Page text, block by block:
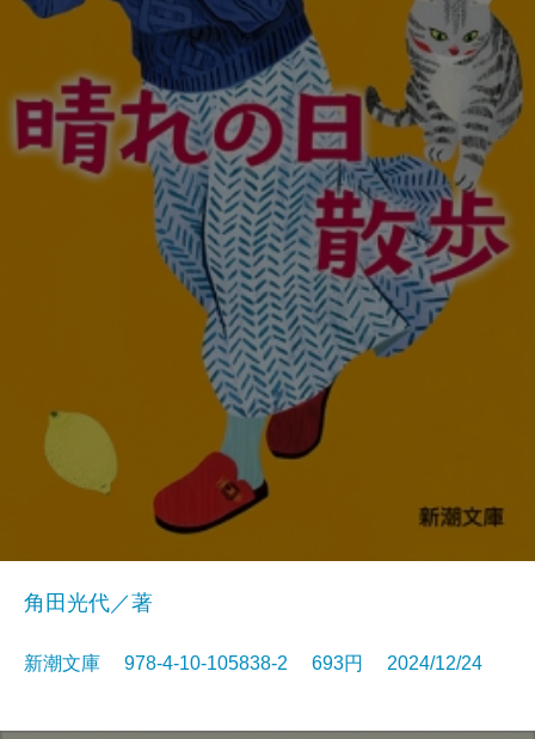
角田光代／著
新潮文庫 978-4-10-105838-2 693円 2024/12/24